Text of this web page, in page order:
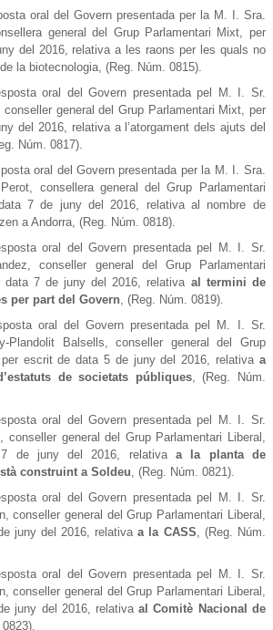
oral del Govern presentada per la M. I. Sra.
general del Grup Parlamentari Mixt, per
del 2016, relativa a les raons per les quals no
la biotecnologia, (Reg. Núm. 0815).
oral del Govern presentada pel M. I. Sr.
general del Grup Parlamentari Mixt, per
del 2016, relativa a l’atorgament dels ajuts del
Núm. 0817).
oral del Govern presentada per la M. I. Sra.
consellera general del Grup Parlamentari
7 de juny del 2016, relativa al nombre de
a Andorra, (Reg. Núm. 0818).
oral del Govern presentada pel M. I. Sr.
conseller general del Grup Parlamentari
data 7 de juny del 2016, relativa al termini de
per part del Govern , (Reg. Núm. 0819).
oral del Govern presentada pel M. I. Sr.
Plandolit Balsells, conseller general del Grup
per escrit de data 5 de juny del 2016, relativa a
de societats públiques, (Reg. Núm.
oral del Govern presentada pel M. I. Sr.
conseller general del Grup Parlamentari Liberal,
de juny del 2016, relativa a la planta de
construint a Soldeu , (Reg. Núm. 0821).
oral del Govern presentada pel M. I. Sr.
conseller general del Grup Parlamentari Liberal,
juny del 2016, relativaa la CASS , (Reg. Núm.
oral del Govern presentada pel M. I. Sr.
conseller general del Grup Parlamentari Liberal,
juny del 2016, relativaal Comitè Nacional de